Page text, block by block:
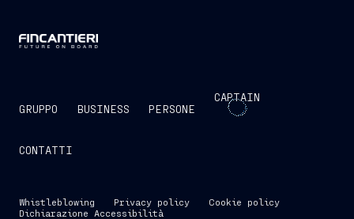
GRUPPO BUSINESS PERSONE
CAPTAIN
CONTATTI
Whistleblowing Privacy policy
Cookie policy
Dichiarazione Accessibilità